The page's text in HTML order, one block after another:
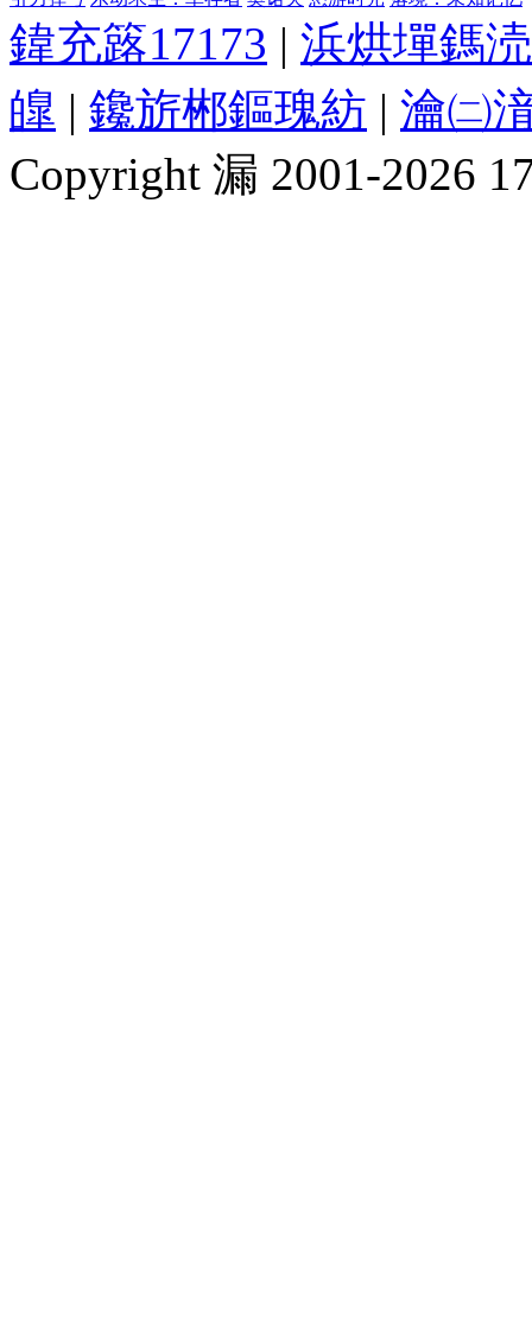
鍏充簬17173 | 浜烘墠鎷
皥 | 鑱旂郴鏂瑰紡 | 瀹㈡
Copyright 漏 2001-2026